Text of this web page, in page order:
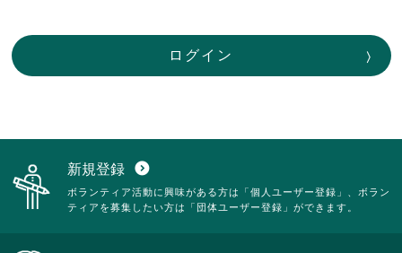
ログイン
新規登録 expand_circle_down
ボランティア活動に興味がある方は「個人ユーザー登録」、ボラン
ティアを募集したい方は「団体ユーザー登録」ができます。